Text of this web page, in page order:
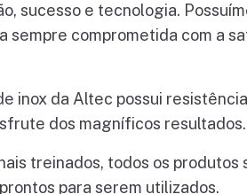
sucesso e tecnologia.
comprometida com a
inox da Altec possui
dos magníficos resultados.
treinados, todos os produtos
para serem utilizados.